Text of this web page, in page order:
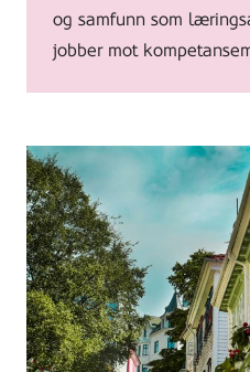
og samfunn som
jobber mot